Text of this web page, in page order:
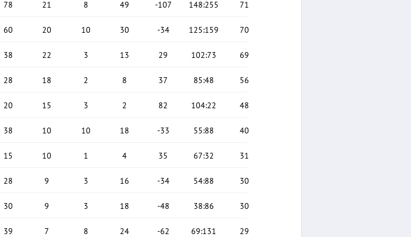
78 21 8 49 -107 148:255 71
60 20 10 30 -34 125:159 70
38 22 3 13 29 102:73 69
28 18 2 8 37 85:48 56
20 15 3 2 82 104:22 48
38 10 10 18 -33 55:88 40
15 10 1 4 35 67:32 31
28 9 3 16 -34 54:88 30
30 9 3 18 -48 38:86 30
39 7 8 24 -62 69:131 29